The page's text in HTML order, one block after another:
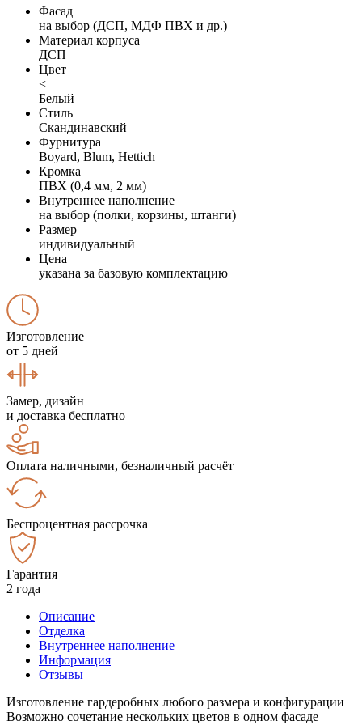
Фасад
на выбор (ДСП, МДФ ПВХ и др.)
Материал корпуса
ДСП
Цвет
<
Белый
Стиль
Скандинавский
Фурнитура
Boyard, Blum, Hettich
Кромка
ПВХ (0,4 мм, 2 мм)
Внутреннее наполнение
на выбор (полки, корзины, штанги)
Размер
индивидуальный
Цена
указана за базовую комплектацию
Изготовление
от 5 дней
Замер, дизайн
и доставка бесплатно
Оплата наличными, безналичный расчёт
Беспроцентная рассрочка
Гарантия
2 года
Описание
Отделка
Внутреннее наполнение
Информация
Отзывы
Изготовление гардеробных любого размера и конфигурации
Возможно сочетание нескольких цветов в одном фасаде